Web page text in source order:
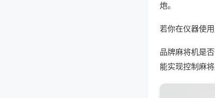
炮。
若你在仪器使
品牌麻将机是
能实现控制麻